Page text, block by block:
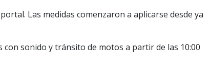
Las medidas comenzaron a aplicarse desde ya
sonido y tránsito de motos a partir de las 10:00